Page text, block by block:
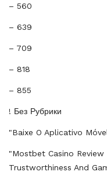
– 560
– 639
– 709
– 818
– 855
! Без Рубрики
"baixe O Aplicativo
"mostbet Casino Review
Trustworthiness And